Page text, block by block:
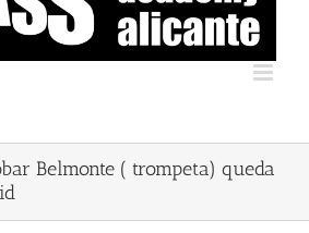
Belmonte ( trompeta) queda